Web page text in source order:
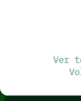
Ver